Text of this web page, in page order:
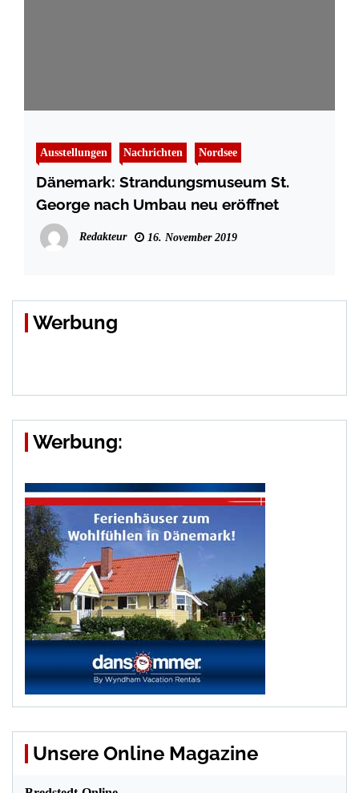
Ausstellungen Nachrichten Nordsee
Dänemark: Strandungsmuseum St.
George nach Umbau neu eröffnet
Redakteur 16. November 2019
Werbung
Werbung:
Unsere Online Magazine